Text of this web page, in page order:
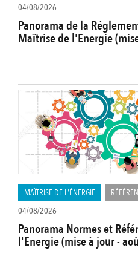
04/08/2026
Panorama de la
Maîtrise de l'Energie
MAÎTRISE DE L'ÉNERGIE
04/08/2026
Panorama Normes et
l'Energie (mise à jour -